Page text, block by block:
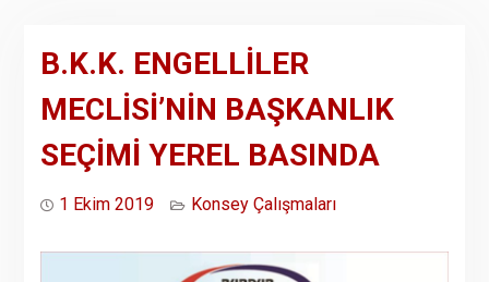
B.K.K. ENGELLİLER
MECLİSİ’NİN BAŞKANLIK
SEÇİMİ YEREL BASINDA
1 Ekim 2019 Konsey Çalışmaları